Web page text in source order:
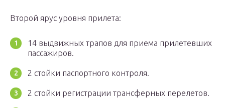
Второй ярус уровня прилета:
14 выдвижных трапов для приема прилетевших
пассажиров.
2 стойки паспортного контроля.
2 стойки регистрации трансферных перелетов.